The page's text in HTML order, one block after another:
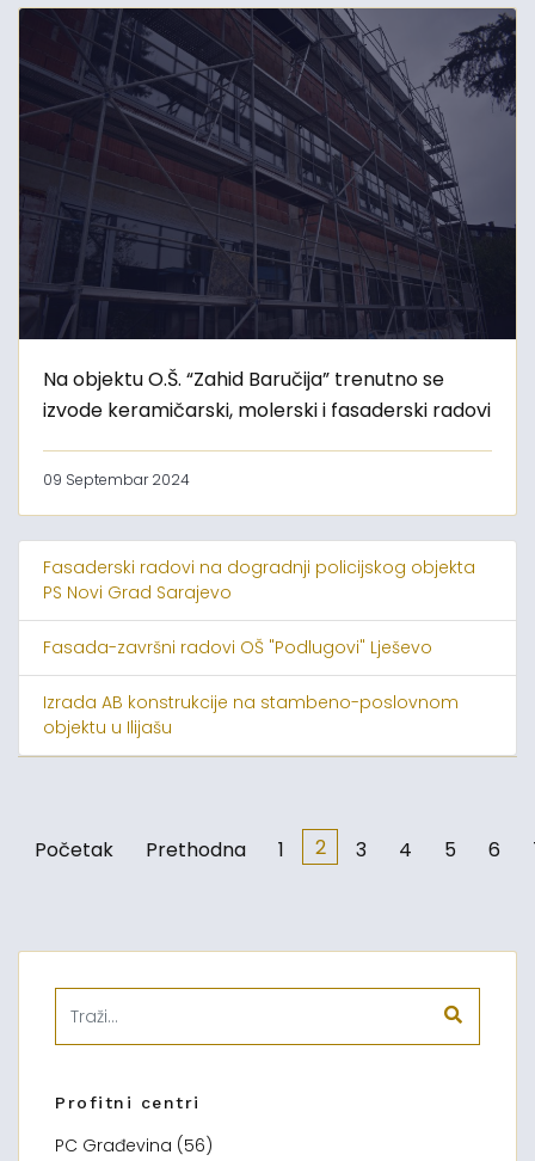
Na objektu O.Š. “Zahid Baručija” trenutno se
izvode keramičarski, molerski i fasaderski radovi
09 Septembar 2024
Fasaderski radovi na dogradnji policijskog objekta
PS Novi Grad Sarajevo
Fasada-završni radovi OŠ "Podlugovi" Lješevo
Izrada AB konstrukcije na stambeno-poslovnom
objektu u Ilijašu
Početak Prethodna 1 2 3 4 5 6
Profitni centri
PC Građevina (56)